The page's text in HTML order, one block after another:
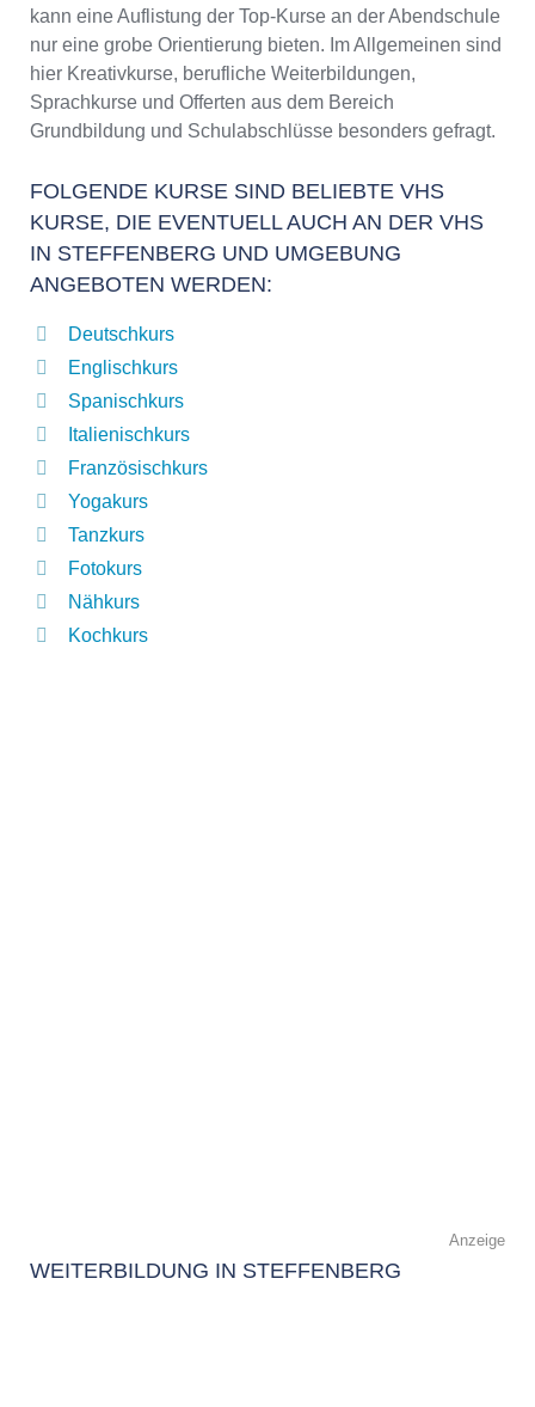
kann eine Auflistung der Top-Kurse an der Abendschule
nur eine grobe Orientierung bieten. Im Allgemeinen sind
hier Kreativkurse, berufliche Weiterbildungen,
Sprachkurse und Offerten aus dem Bereich
Grundbildung und Schulabschlüsse besonders gefragt.
FOLGENDE KURSE SIND BELIEBTE VHS
KURSE, DIE EVENTUELL AUCH AN DER VHS
IN STEFFENBERG UND UMGEBUNG
ANGEBOTEN WERDEN:
Deutschkurs
Englischkurs
Spanischkurs
Italienischkurs
Französischkurs
Yogakurs
Tanzkurs
Fotokurs
Nähkurs
Kochkurs
Anzeige
WEITERBILDUNG IN STEFFENBERG